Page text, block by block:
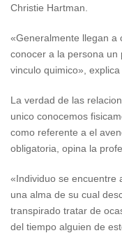
Christie Hartman.
«Generalmente llegan a
conocer a la persona un
vinculo quimico»,
La verdad de las
unico conocemos
como referente a el
obligatoria, opina la
«Individuo se encuentre
una alma de su cual
transpirado tratar de
del tiempo alguien de